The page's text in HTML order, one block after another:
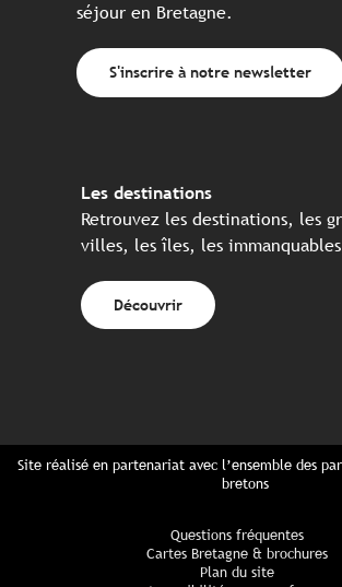
séjour en Bretagne.
S'inscrire à notre newsletter
Les destinations
Retrouvez les destinations, les
villes, les îles, les
Découvrir
Site réalisé en partenariat avec l’ensemble des
bretons
Questions fréquentes
Cartes Bretagne & brochures
Plan du site